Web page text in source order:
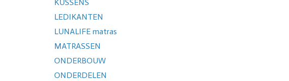
KUSSENS
LEDIKANTEN
LUNALIFE matras
MATRASSEN
ONDERBOUW
ONDERDELEN